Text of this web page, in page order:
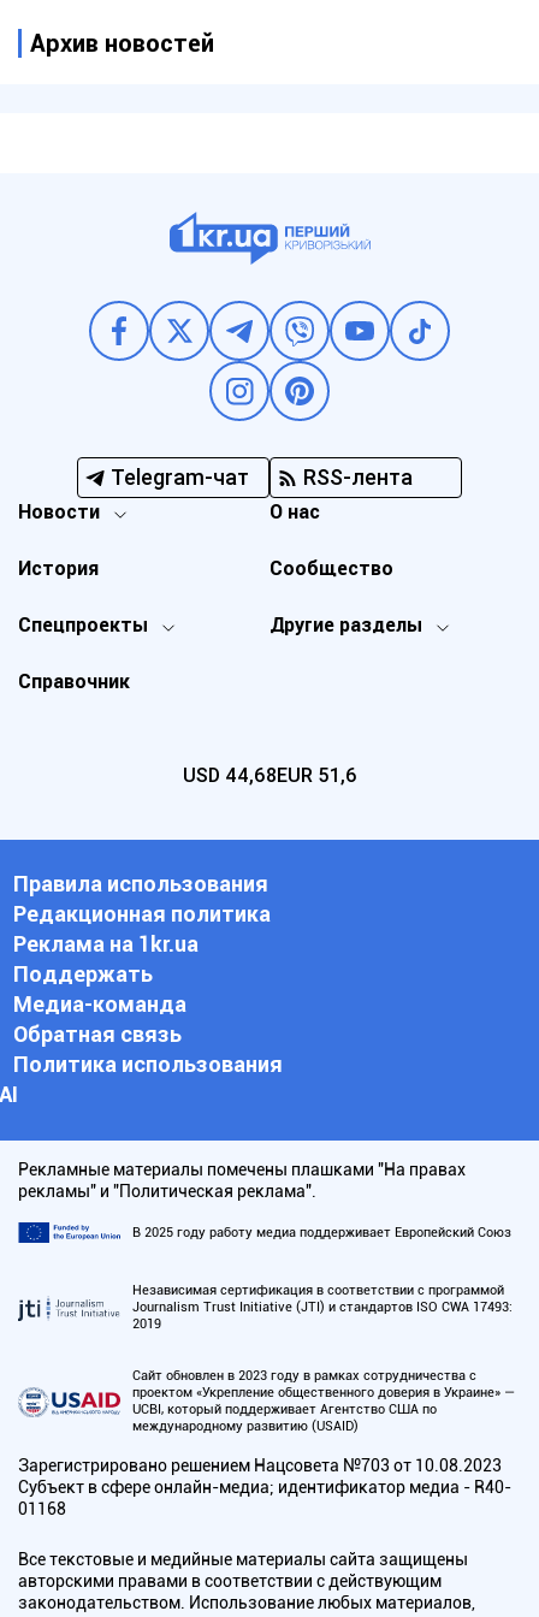
Архив новостей
Telegram-чат RSS-лента
Новости
Спецпроекты Другие разделы
История
О нас
Справочник
Сообщество
USD 44,68EUR 51,6
Правила использования
Редакционная политика
Реклама на 1kr.ua
Поддержать
Медиа-команда
Обратная связь
Политика использования
АI
Рекламные материалы помечены плашками "На правах
рекламы" и "Политическая реклама".
В 2025 году работу медиа поддерживает Европейский Союз
Независимая сертификация в соответствии с программой
Journalism Trust Initiative (JTI) и стандартов ISO CWA 17493:
2019
Сайт обновлен в 2023 году в рамках сотрудничества с
проектом «Укрепление общественного доверия в Украине» —
UCBI, который поддерживает Агентство США по
международному развитию (USAID)
Зарегистрировано решением Нацсовета №703 от 10.08.2023
Субъект в сфере онлайн-медиа; идентификатор медиа - R40-
01168
Все текстовые и медийные материалы сайта защищены
авторскими правами в соответствии с действующим
законодательством. Использование любых материалов,